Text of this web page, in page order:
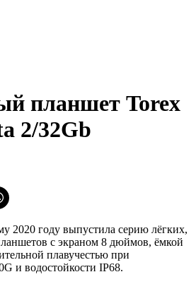
планшет Torex
2/32Gb
2020 году выпустила серию лёгких,
с экраном 8 дюймов, ёмкой
плавучестью при
и водостойкости IP68.